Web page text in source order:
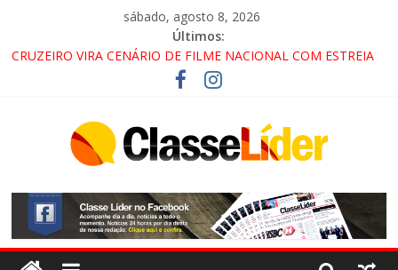
sábado, agosto 8, 2026
Últimos:
CRUZEIRO VIRA CENÁRIO DE FILME NACIONAL COM ESTREIA
PROMOTOR DO GAECO
ACESSO À APARECIDA NA DUTRA SERÁ BLOQUEADO NO FIM
ALTERNATIVAS
LORENA, PINDAMONHANGABA E QUELUZ NA RETA FINAL
PELA FÁBRICA DA COCA-COLA!